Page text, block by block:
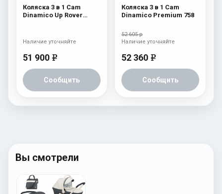
Коляска 3 в 1 Cam
Dinamico Up Rover
51 900 e
Сообщить
Наличие уточняйте
Коляска 3 в 1 Cam
Dinamico Premium 758
52 605 р
52 360 e
Сообщить
Наличие уточняйте
Вы смотрели